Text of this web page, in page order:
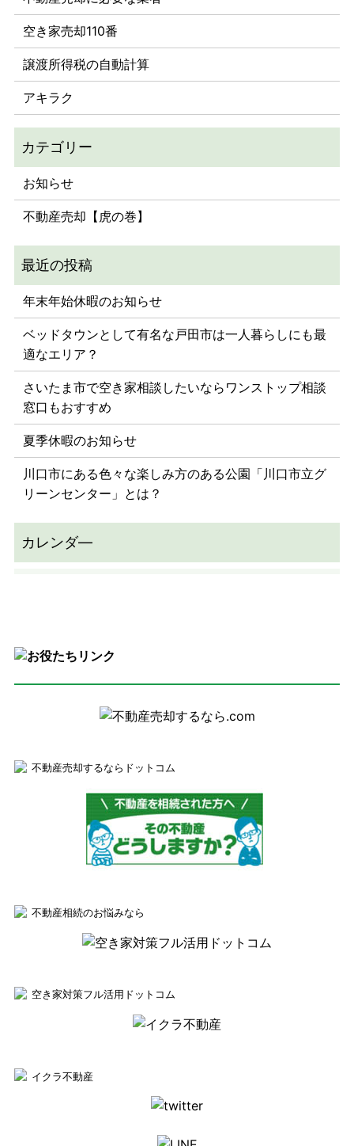
空き家売却110番
譲渡所得税の自動計算
アキラク
お知らせ
不動産売却【虎の巻】
年末年始休暇のお知らせ
ベッドタウンとして有名な戸田市は一人暮らしにも最
適なエリア？
さいたま市で空き家相談したいならワンストップ相談
窓口もおすすめ
夏季休暇のお知らせ
川口市にある色々な楽しみ方のある公園「川口市立グ
リーンセンター」とは？
不動産売却するならドットコム
不動産相続のお悩みなら
空き家対策フル活用ドットコム
イクラ不動産